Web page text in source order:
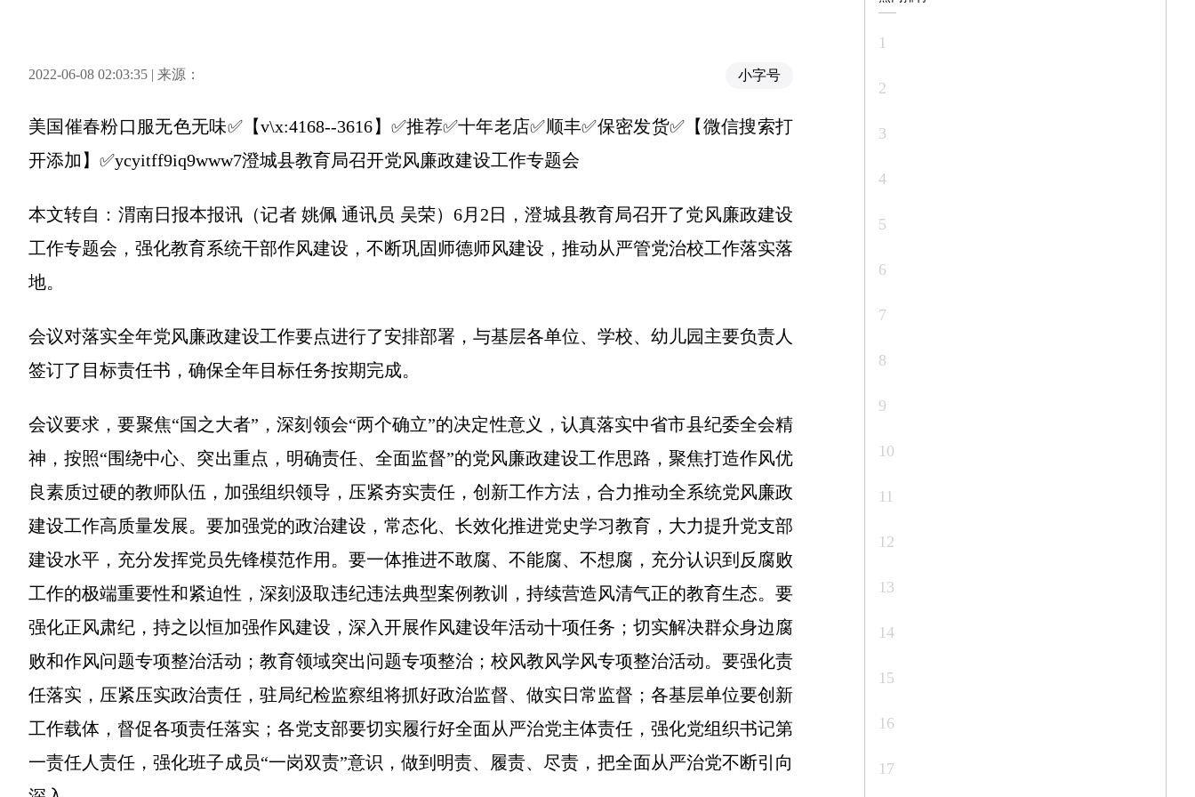
2022-06-08 02:03:35 | 来源： 小字号
美国催春粉口服无色无味✅【v\x:4168--3616】✅推荐✅十年老店✅顺丰✅保密发货✅【微信搜索打
开添加】✅ycyitff9iq9www7澄城县教育局召开党风廉政建设工作专题会
本文转自：渭南日报本报讯（记者 姚佩 通讯员 吴荣）6月2日，澄城县教育局召开了党风廉政建设
工作专题会，强化教育系统干部作风建设，不断巩固师德师风建设，推动从严管党治校工作落实落
地。
会议对落实全年党风廉政建设工作要点进行了安排部署，与基层各单位、学校、幼儿园主要负责人
签订了目标责任书，确保全年目标任务按期完成。
会议要求，要聚焦“国之大者”，深刻领会“两个确立”的决定性意义，认真落实中省市县纪委全会精
神，按照“围绕中心、突出重点，明确责任、全面监督”的党风廉政建设工作思路，聚焦打造作风优
良素质过硬的教师队伍，加强组织领导，压紧夯实责任，创新工作方法，合力推动全系统党风廉政
建设工作高质量发展。要加强党的政治建设，常态化、长效化推进党史学习教育，大力提升党支部
建设水平，充分发挥党员先锋模范作用。要一体推进不敢腐、不能腐、不想腐，充分认识到反腐败
工作的极端重要性和紧迫性，深刻汲取违纪违法典型案例教训，持续营造风清气正的教育生态。要
强化正风肃纪，持之以恒加强作风建设，深入开展作风建设年活动十项任务；切实解决群众身边腐
败和作风问题专项整治活动；教育领域突出问题专项整治；校风教风学风专项整治活动。要强化责
任落实，压紧压实政治责任，驻局纪检监察组将抓好政治监督、做实日常监督；各基层单位要创新
工作载体，督促各项责任落实；各党支部要切实履行好全面从严治党主体责任，强化党组织书记第
一责任人责任，强化班子成员“一岗双责”意识，做到明责、履责、尽责，把全面从严治党不断引向
1
2
3
4
5
6
7
8
9
10
11
12
13
14
15
16
17